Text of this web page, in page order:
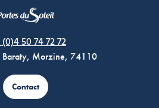
50 74 72 72
Baraty, Morzine, 74110
Contact